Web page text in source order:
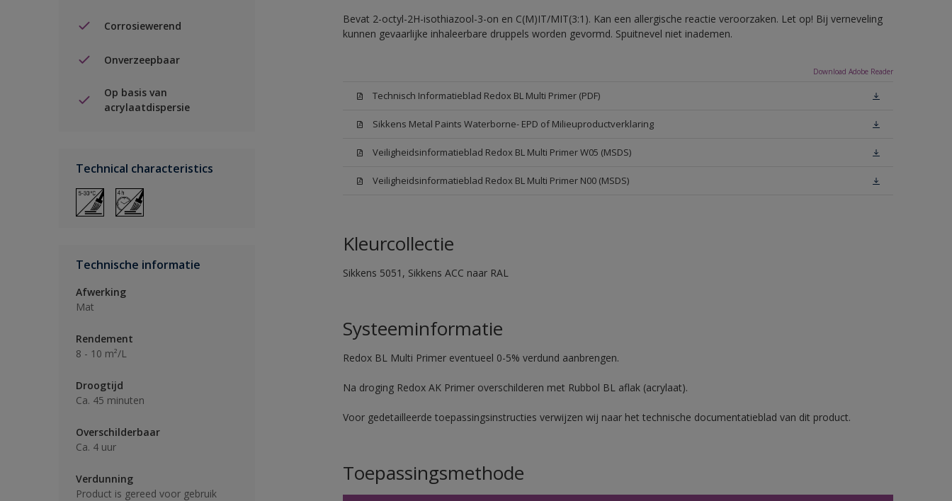
Corrosiewerend
Onverzeepbaar
Op basis van
acrylaatdispersie
Technical characteristics
Technische informatie
Afwerking
Mat
Rendement
8 - 10 m²/L
Droogtijd
Ca. 45 minuten
Overschilderbaar
Ca. 4 uur
Verdunning
Product is gereed voor gebruik
Bevat 2-octyl-2H-isothiazool-3-on en C(M)IT/MIT(3:1). Kan een allergische reactie veroorzaken. Let op! Bij verneveling
kunnen gevaarlijke inhaleerbare druppels worden gevormd. Spuitnevel niet inademen.
Download Adobe Reader
Technisch Informatieblad Redox BL Multi Primer (PDF)
Sikkens Metal Paints Waterborne- EPD of Milieuproductverklaring
Veiligheidsinformatieblad Redox BL Multi Primer W05 (MSDS)
Veiligheidsinformatieblad Redox BL Multi Primer N00 (MSDS)
Kleurcollectie
Sikkens 5051, Sikkens ACC naar RAL
Systeeminformatie
Redox BL Multi Primer eventueel 0-5% verdund aanbrengen.
Na droging Redox AK Primer overschilderen met Rubbol BL aflak (acrylaat).
Voor gedetailleerde toepassingsinstructies verwijzen wij naar het technische documentatieblad van dit product.
Toepassingsmethode